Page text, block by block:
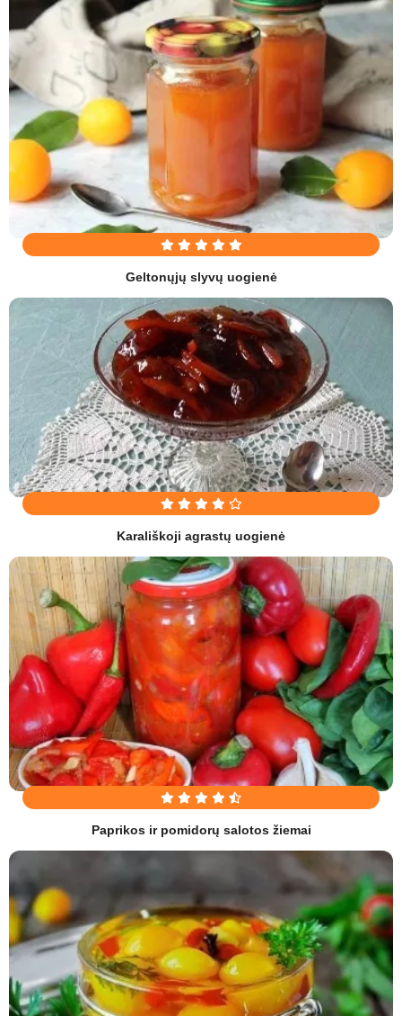
Geltonųjų slyvų uogienė
Karališkoji agrastų uogienė
Paprikos ir pomidorų salotos žiemai